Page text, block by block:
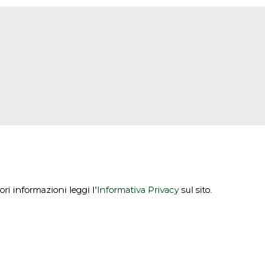
informazioni leggi l'Informativa Privacy sul sito.